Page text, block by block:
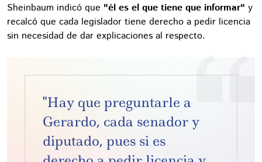
Sheinbaum indicó que "él es el que tiene que informar" y
recalcó que cada legislador tiene derecho a pedir licencia
sin necesidad de dar explicaciones al respecto.
"Hay que preguntarle a
Gerardo, cada senador y
diputado, pues si es